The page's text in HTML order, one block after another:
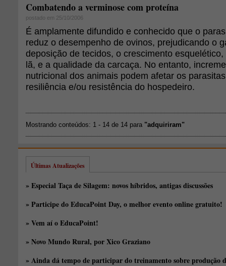
Combatendo a verminose com proteína
postado em 25/10/2006
É amplamente difundido e conhecido que o
reduz o desempenho de ovinos, prejudicando o
deposição de tecidos, o crescimento
lã, e a qualidade da carcaça. No entanto,
nutricional dos animais podem afetar os
resiliência e/ou resistência do hospedeiro.
Mostrando conteúdos: 1 - 14 de 14 para "adquiriram"
Últimas Atualizações
» Especial Taça de Silagem: novos híbridos, antigas discussões
» Participe do EducaPoint Day, o melhor evento online gratuito!
» Vem aí o EducaPoint!
» Novo Mundo Rural, por Xico Graziano
» Ainda dá tempo de participar do treinamento sobre produção